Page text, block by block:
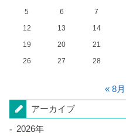
5
6 7
12
13 14
19
20 21
26
27 28
« 8月
アーカイブ
2026年